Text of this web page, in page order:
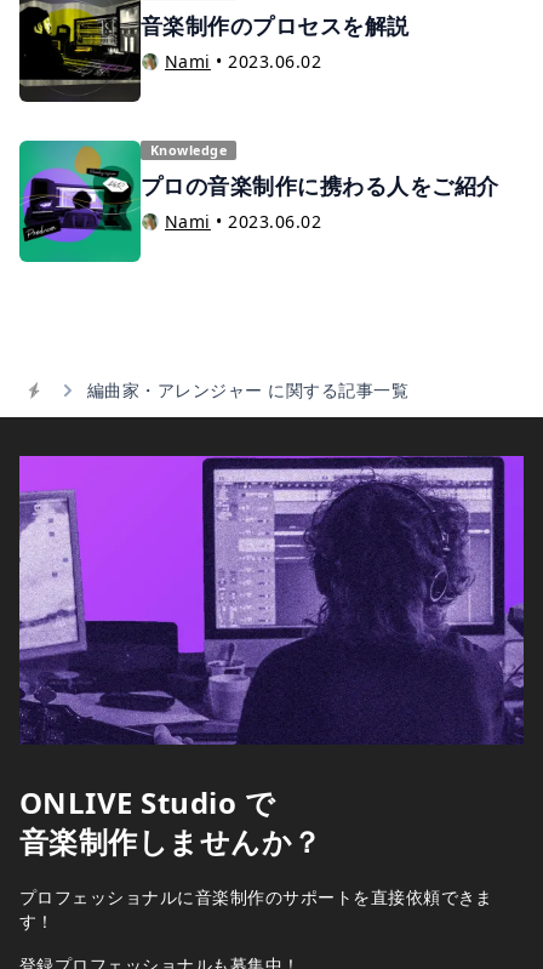
音楽制作のプロセスを解説
Nami •2023.06.02
Knowledge
プロの音楽制作に携わる人をご紹介
Nami •2023.06.02
編曲家・アレンジャー に関する記事一覧
ONLIVE Studio で
音楽制作しませんか？
プロフェッショナルに音楽制作のサポートを直接依頼できま
す！